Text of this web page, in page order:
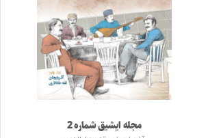
مجله ایشیق شماره 2